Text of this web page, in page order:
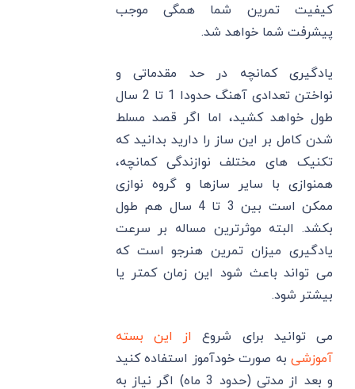
کیفیت تمرین شما همگی موجب
پیشرفت شما خواهد شد.
یادگیری کمانچه در حد مقدماتی و
نواختن تعدادی آهنگ حدودا 1 تا 2 سال
طول خواهد کشید، اما اگر قصد مسلط
شدن کامل بر این ساز را دارید بدانید که
تکنیک های مختلف نوازندگی کمانچه،
همنوازی با سایر سازها و گروه نوازی
ممکن است بین 3 تا 4 سال هم طول
بکشد. البته موثرترین مساله بر سرعت
یادگیری میزان تمرین هنرجو است که
می تواند باعث شود این زمان کمتر یا
بیشتر شود.
می توانید برای شروع از این بسته
آموزشی به صورت خودآموز استفاده کنید
و بعد از مدتی (حدود 3 ماه) اگر نیاز به